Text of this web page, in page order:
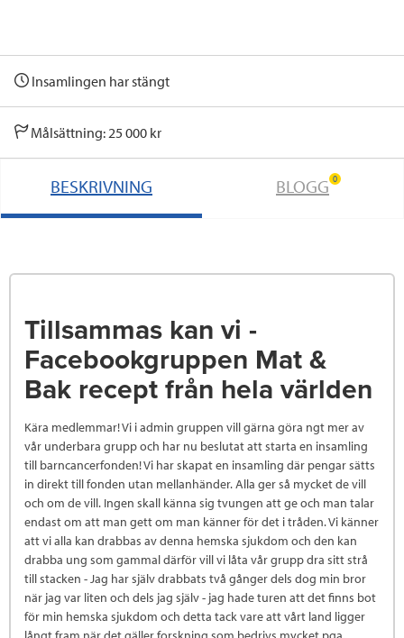
Insamlingen har stängt
Målsättning: 25 000 kr
BESKRIVNING BLOGG 0
Tillsammas kan vi -
Facebookgruppen Mat &
Bak recept från hela världen
Kära medlemmar! Vi i admin gruppen vill gärna göra ngt mer av
vår underbara grupp och har nu beslutat att starta en insamling
till barncancerfonden! Vi har skapat en insamling där pengar sätts
in direkt till fonden utan mellanhänder. Alla ger så mycket de vill
och om de vill. Ingen skall känna sig tvungen att ge och man talar
endast om att man gett om man känner för det i tråden. Vi känner
att vi alla kan drabbas av denna hemska sjukdom och den kan
drabba ung som gammal därför vill vi låta vår grupp dra sitt strå
till stacken - Jag har själv drabbats två gånger dels dog min bror
när jag var liten och dels jag själv - jag hade turen att det finns bot
för min hemska sjukdom och detta tack vare att vårt land ligger